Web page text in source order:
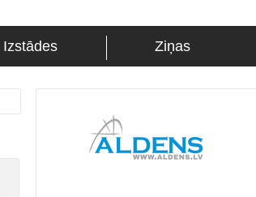
Izstādes Ziņas